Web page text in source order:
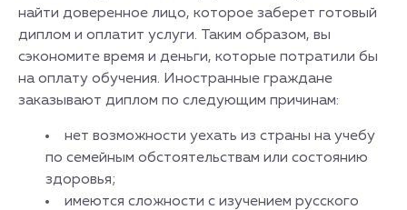
найти доверенное лицо, которое заберет готовый
диплом и оплатит услуги. Таким образом, вы
сэкономите время и деньги, которые потратили бы
на оплату обучения. Иностранные граждане
заказывают диплом по следующим причинам:
нет возможности уехать из страны на учебу
по семейным обстоятельствам или состоянию
здоровья;
имеются сложности с изучением русского